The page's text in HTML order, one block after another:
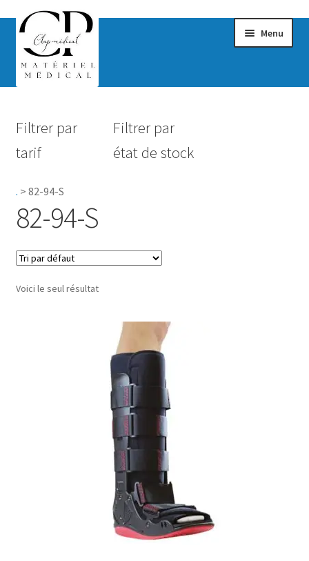
Menu
Hygiène
Accessoires Salle de bain
Filtrer par
tarif
Filtrer par
état de stock
. > 82-94-S
82-94-S
Voici le seul résultat